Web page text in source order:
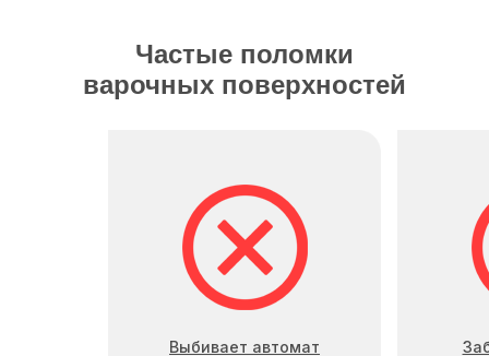
Частые поломки
варочных поверхностей
Выбивает автомат